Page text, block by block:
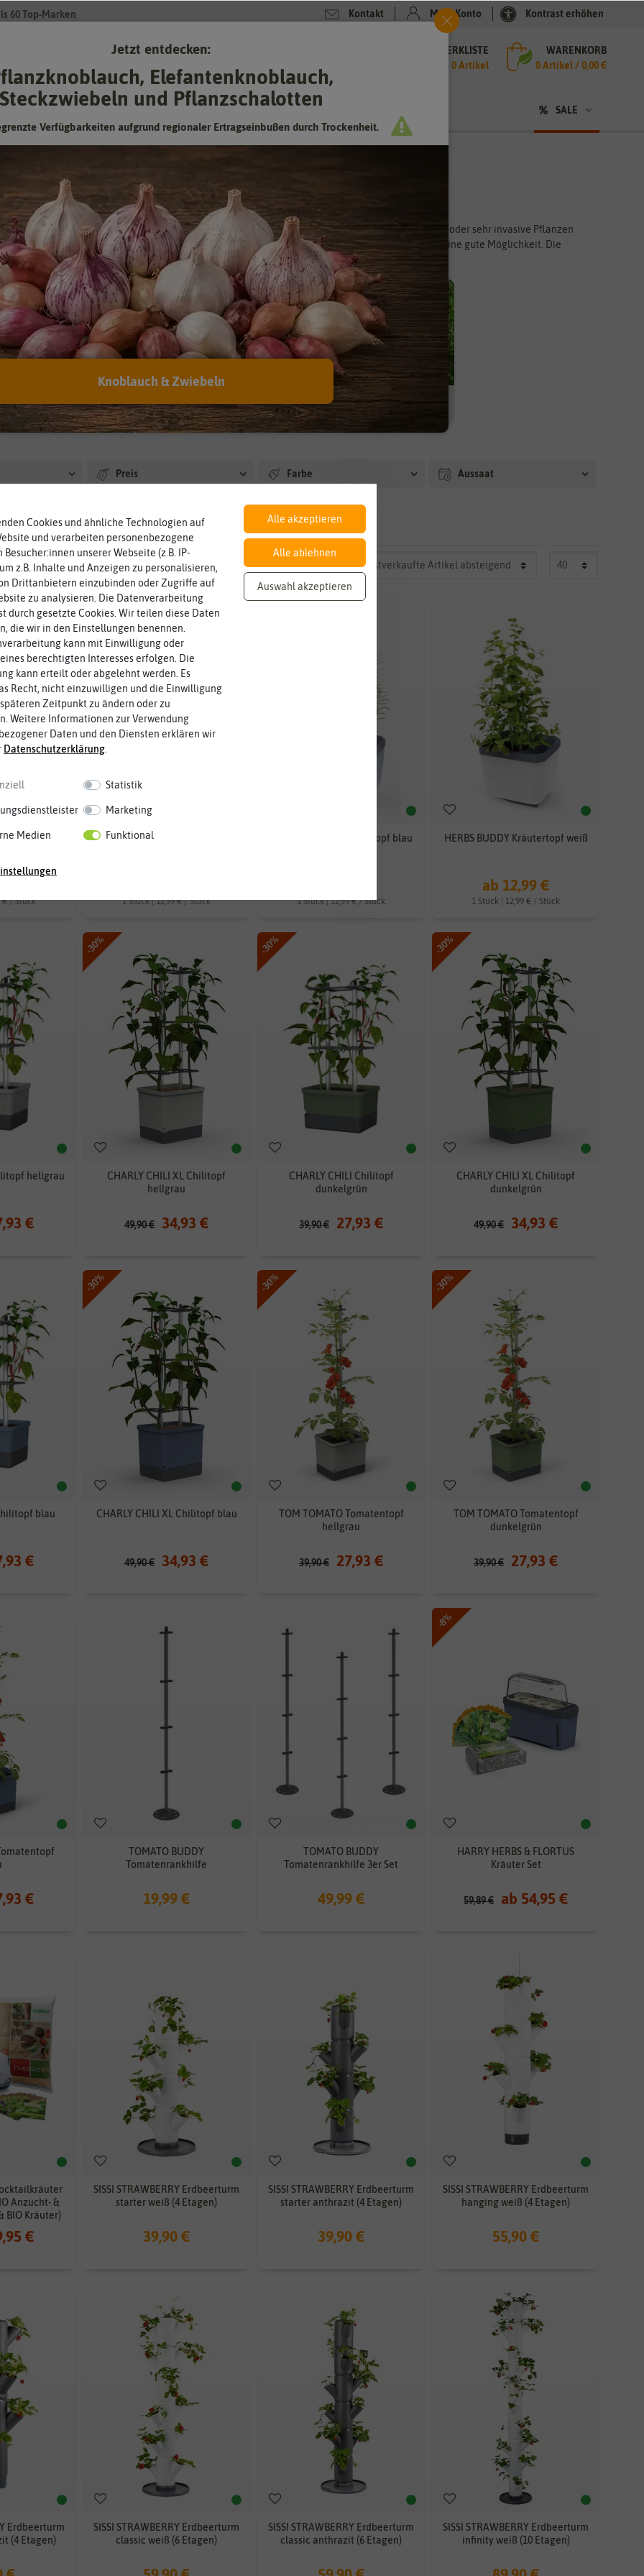
60 Top-Marken Kontakt Mein Konto Kontrast erhöhen
MERKLISTE
0 Artikel
WARENKORB
0Artikel /0,00 €
SALE
gefragt. Selbst im Garten können Blumenkästen, Pflanzkübel & Co für mehr Anbaufläche sorgen oder sehr invasive Pflanzen
mag auch nicht das ganze Jahr im Freien stehen. Auch für solche Pflanzen sind Pflanzgefäße eine gute Möglichkeit. Die
Blumentopf bis hin zu innovativen Tomatentöpfen.
Blumenkästen Pflanzkübel Bewässerungskugeln
Preis Farbe Aussaat
in Pflanzgefäße
Kräutertopf
€ / Stück
HERBS BUDDY Kräutertopf
1 Stück | 12,99 € / Stück
HERBS BUDDY Kräutertopf blau
1 Stück | 12,99 € / Stück
HERBS BUDDY Kräutertopf weiß
ab 12,99 €
1 Stück | 12,99 € / Stück
hellgrau
€
-30%
CHARLY CHILI XL Chilitopf
hellgrau
49,90 € 34,93 €
-30%
CHARLY CHILI Chilitopf
dunkelgrün
39,90 € 27,93 €
-30%
CHARLY CHILI XL Chilitopf
dunkelgrün
49,90 € 34,93 €
blau
€
-30%
CHARLY CHILI XL Chilitopf blau
49,90 € 34,93 €
-30%
TOM TOMATO Tomatentopf
hellgrau
39,90 € 27,93 €
-30%
TOM TOMATO Tomatentopf
dunkelgrün
39,90 € 27,93 €
€
TOMATO BUDDY
Tomatenrankhilfe
19,99 €
TOMATO BUDDY
Tomatenrankhilfe 3er Set
49,99 €
-8%
HARRY HERBS & FLORTUS
Kräuter Set
59,89 € ab 54,95 €
Anzucht- &
BIO Kräuter)
€
SISSI STRAWBERRY Erdbeerturm
starter weiß (4 Etagen)
39,90 €
SISSI STRAWBERRY Erdbeerturm
starter anthrazit (4 Etagen)
39,90 €
SISSI STRAWBERRY Erdbeerturm
hanging weiß (4 Etagen)
55,90 €
Erdbeerturm
(4 Etagen)
SISSI STRAWBERRY Erdbeerturm
classic weiß (6 Etagen)
SISSI STRAWBERRY Erdbeerturm
classic anthrazit (6 Etagen)
SISSI STRAWBERRY Erdbeerturm
infinity weiß (10 Etagen)
Cookies und ähnliche Technologien auf
und verarbeiten personenbezogene
Besucher:innen unserer Webseite (z.B. IP-
z.B. Inhalte und Anzeigen zu personalisieren,
Drittanbietern einzubinden oder Zugriffe auf
zu analysieren. Die Datenverarbeitung
durch gesetzte Cookies. Wir teilen diese Daten
die wir in den Einstellungen benennen.
kann mit Einwilligung oder
berechtigten Interesses erfolgen. Die
kann erteilt oder abgelehnt werden. Es
Recht, nicht einzuwilligen und die Einwilligung
Zeitpunkt zu ändern oder zu
Weitere Informationen zur Verwendung
Daten und den Diensten erklären wir
Daten­schutz­erklärung
Statistik
Marketing
Medien Funktional
Alle akzeptieren
Alle ablehnen
Auswahl akzeptieren
Jetzt entdecken:
Elefantenknoblauch,
Steckzwiebeln und Pflanzschalotten
Verfügbarkeiten aufgrund regionaler Ertragseinbußen durch Trockenheit.
Knoblauch & Zwiebeln